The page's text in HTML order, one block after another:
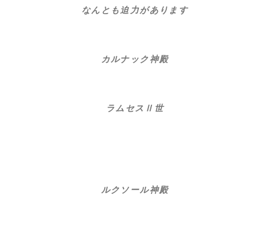
なんとも迫力があります
カルナック神殿
ラムセスⅡ世
ルクソール神殿